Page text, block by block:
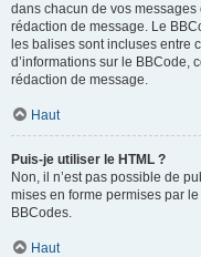
dans chacun de vos
rédaction de message. Le
les balises sont incluses entre
d’informations sur le BBCode,
rédaction de message.
Haut
Puis-je utiliser le HTML ?
Non, il n’est pas possible de
mises en forme permises par
BBCodes.
Haut